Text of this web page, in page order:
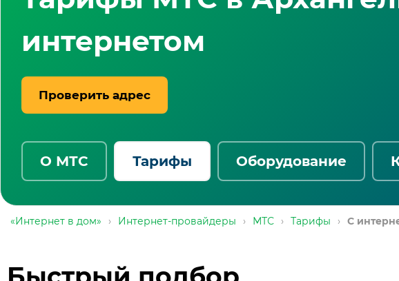
интернетом
Проверить адрес
О МТС Тарифы Оборудование
«Интернет в дом» › Интернет-провайдеры › МТС › Тарифы › С